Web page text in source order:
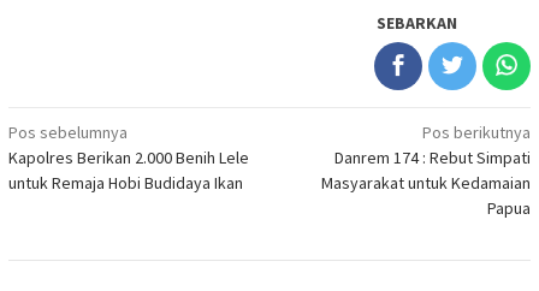
SEBARKAN
Navigasi
pos
Pos sebelumnya
Kapolres Berikan 2.000 Benih Lele
untuk Remaja Hobi Budidaya Ikan
Pos berikutnya
Danrem 174 : Rebut Simpati
Masyarakat untuk Kedamaian
Papua